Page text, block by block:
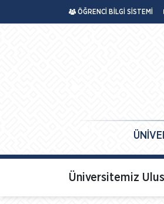
ÖĞRENCİ BİLGİ SİSTEMİ
Üniversitemiz